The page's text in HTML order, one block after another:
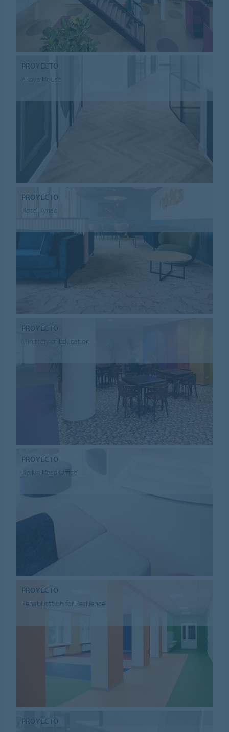
PROYECTO
Akoya House
PROYECTO
Hôtel Kyriad
PROYECTO
Ministery of Education
PROYECTO
Daikin Head Office
PROYECTO
Rehabilitation for Resilience
PROYECTO